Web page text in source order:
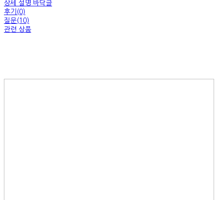
상세 설명 바닥글
후기(0)
질문(10)
관련 상품